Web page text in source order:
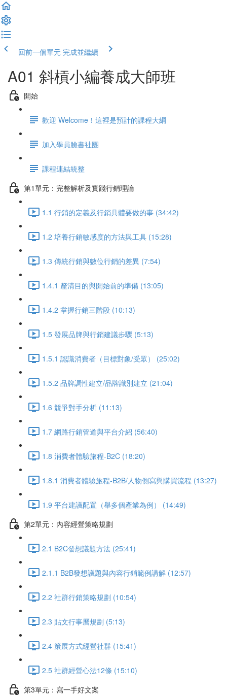
回前一個單元 完成並繼續
A01 斜槓小編養成大師班
開始
歡迎 Welcome！這裡是預計的課程大綱
加入學員臉書社團
課程連結統整
第1單元：完整解析及實踐行銷理論
1.1 行銷的定義及行銷具體要做的事 (34:42)
1.2 培養行銷敏感度的方法與工具 (15:28)
1.3 傳統行銷與數位行銷的差異 (7:54)
1.4.1 釐清目的與開始前的準備 (13:05)
1.4.2 掌握行銷三階段 (10:13)
1.5 發展品牌與行銷建議步驟 (5:13)
1.5.1 認識消費者（目標對象/受眾） (25:02)
1.5.2 品牌調性建立/品牌識別建立 (21:04)
1.6 競爭對手分析 (11:13)
1.7 網路行銷管道與平台介紹 (56:40)
1.8 消費者體驗旅程-B2C (18:20)
1.8.1 消費者體驗旅程-B2B/人物側寫與購買流程 (13:27)
1.9 平台建議配置（舉多個產業為例） (14:49)
第2單元：內容經營策略規劃
2.1 B2C發想議題方法 (25:41)
2.1.1 B2B發想議題與內容行銷範例講解 (12:57)
2.2 社群行銷策略規劃 (10:54)
2.3 貼文行事曆規劃 (5:13)
2.4 策展方式經營社群 (15:41)
2.5 社群經營心法12條 (15:10)
第3單元：寫一手好文案